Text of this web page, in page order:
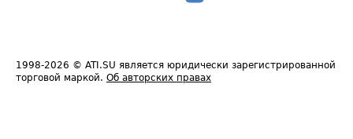
1998-2026 © ATI.SU является юридически зарегистрированной
торговой маркой. Об авторских правах